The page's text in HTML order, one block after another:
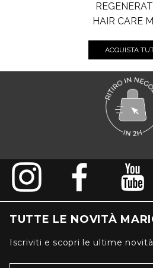
HAIR CARE
ACQUISTA
TUTTE LE NOVITÀ
Iscriviti e scopri le ultime